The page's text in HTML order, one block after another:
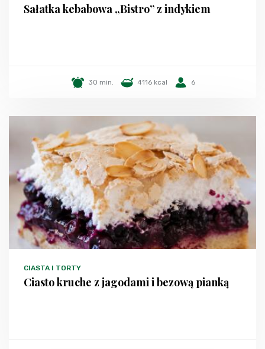
Sałatka kebabowa „Bistro” z indykiem
30 min. 4116 kcal 6
CIASTA I TORTY
Ciasto kruche z jagodami i bezową pianką